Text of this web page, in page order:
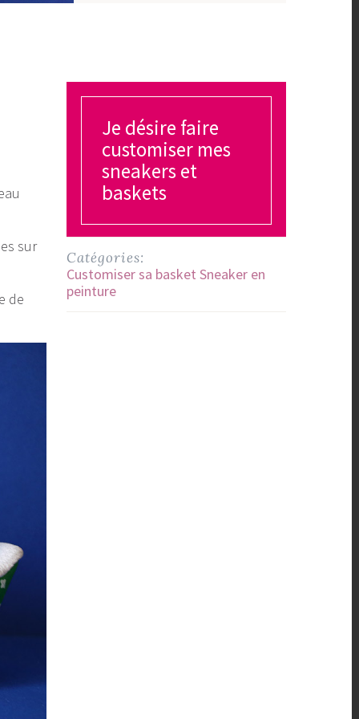
sur
de
Je désire faire
customiser mes
sneakers et
baskets
Catégories:
Customiser sa basket Sneaker en
peinture